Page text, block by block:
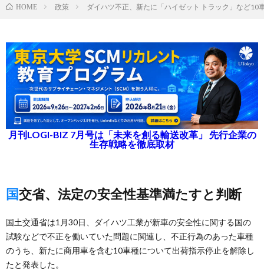
HOME 政策 ダイハツ不正、新たに「ハイゼット トラック」など10
月刊LOGI-BIZ 7月号は「未来を創る輸送改革」 先行企業の
生存戦略を徹底取材
国交省、法定の安全性基準満たすと判断
国土交通省は1月30日、ダイハツ工業が新車の安全性に関する国の
試験などで不正を働いていた問題に関連し、不正行為のあった車種
のうち、新たに商用車を含む10車種について出荷指示停止を解除し
たと発表した。